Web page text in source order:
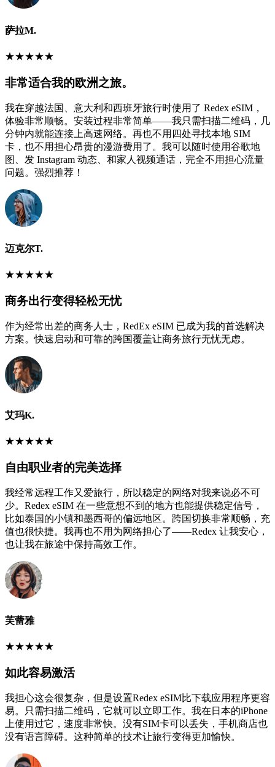
萨拉M.
★★★★★
非常适合我的欧洲之旅。
我在穿越法国、意大利和西班牙旅行时使用了 Redex eSIM，
体验非常顺畅。安装过程非常简单——我只需扫描二维码，几
分钟内就能连接上高速网络。再也不用四处寻找本地 SIM
卡，也不用担心昂贵的漫游费用了。我可以随时使用谷歌地
图、发 Instagram 动态、和家人视频通话，完全不用担心流量
问题。强烈推荐！
迈克尔T.
★★★★★
商务出行变得轻松无忧
作为经常出差的商务人士，RedEx eSIM 已成为我的首选解决
方案。快速启动和可靠的跨国覆盖让商务旅行无忧无虑。
艾玛K.
★★★★★
自由职业者的完美选择
我经常远程工作又爱旅行，所以稳定的网络对我来说必不可
少。Redex eSIM 在一些意想不到的地方也能提供稳定信号，
比如泰国的小镇和墨西哥的偏远地区。跨国切换非常顺畅，充
值也很快捷。我再也不用为网络担心了——Redex 让我安心，
也让我在旅途中保持高效工作。
芙蕾雅
★★★★★
如此容易激活
我担心这会很复杂，但是设置Redex eSIM比下载应用程序更容
易。只需扫描二维码，它就可以立即工作。我在日本的iPhone
上使用过它，速度非常快。没有SIM卡可以丢失，手机商店也
没有语言障碍。这种简单的技术让旅行变得更加愉快。